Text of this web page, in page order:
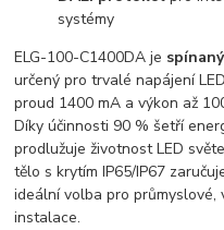
systémy
ELG-100-C1400DA je
určený pro trvalé napájení
proud 1400 mA a výkon až
Díky účinnosti 90 % šetří
prodlužuje životnost LED
tělo s krytím IP65/IP67
ideální volba pro
instalace.